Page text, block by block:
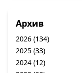
Архив
2026 (134)
2025 (33)
2024 (12)